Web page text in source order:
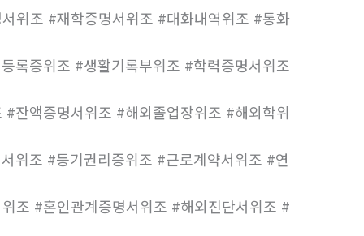
위조 #재학증명서위조 #대화내역위조 #통화
록증위조 #생활기록부위조 #학력증명서위조
잔액증명서위조 #해외졸업장위조 #해외학위
위조 #등기권리증위조 #근로계약서위조 #연
조 #혼인관계증명서위조 #해외진단서위조 #